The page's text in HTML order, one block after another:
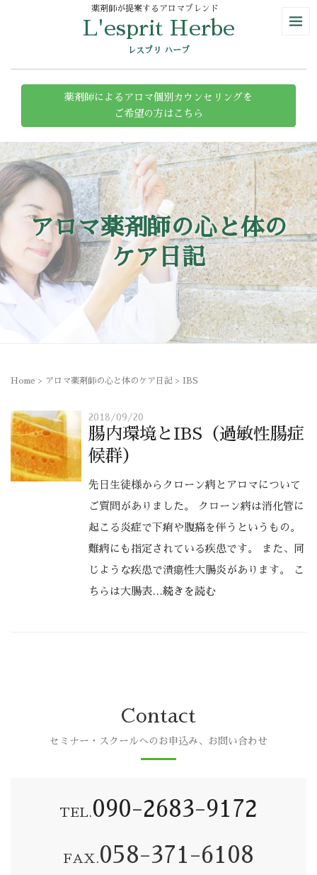
薬剤師が提案するアロマブレンド
L'esprit Herbe
レスプリ ハーブ
薬剤師によるアロマ個別カウンセリングを
ご希望の方はこちら
アロマ薬剤師の心と体の
ケア日記
Home > アロマ薬剤師の心と体のケア日記 > IBS
2018/09/20
腸内環境とIBS（過敏性腸症
候群）
先日生徒様からクローン病とアロマについて
ご質問がありました。 クローン病は消化管に
起こる炎症で下痢や腹痛を伴うというもの。
難病にも指定されている疾患です。 また、同
じような疾患で潰瘍性大腸炎があります。 こ
ちらは大腸表…続きを読む
Contact
セミナー・スクールへのお申込み、お問い合わせ
TEL. 090-2683-9172
FAX. 058-371-6108